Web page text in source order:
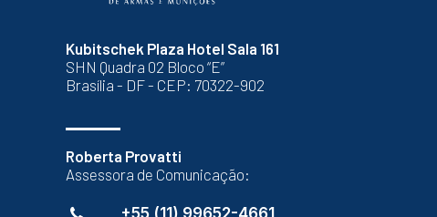
Kubitschek Plaza Hotel Sala 161
SHN Quadra 02 Bloco “E”
Brasília - DF - CEP: 70322-902
Roberta Provatti
Assessora de Comunicação:
+55 (11) 99652-4661